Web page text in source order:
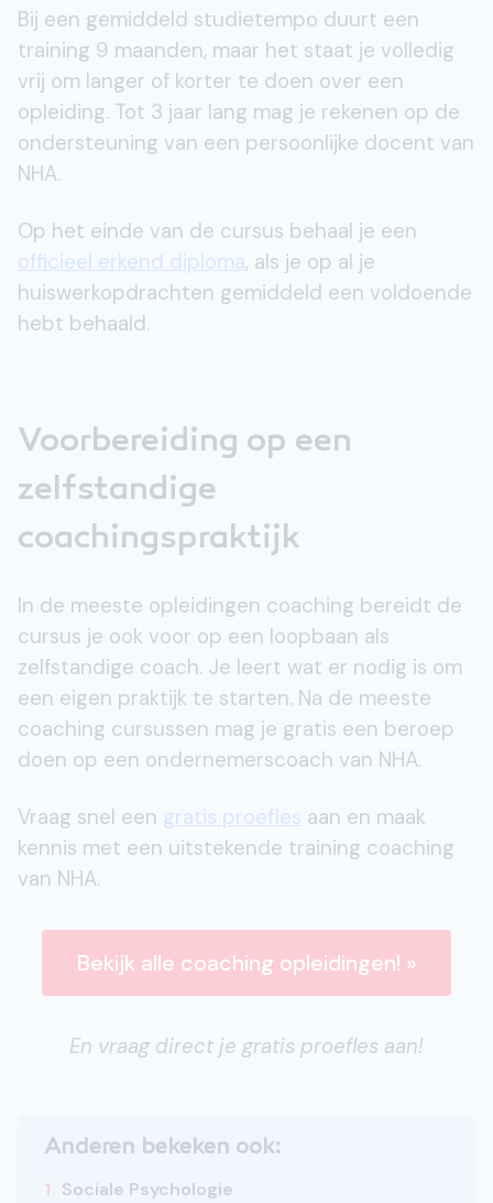
Bij een gemiddeld studietempo duurt een
training 9 maanden, maar het staat je volledig
vrij om langer of korter te doen over een
opleiding. Tot 3 jaar lang mag je rekenen op de
ondersteuning van een persoonlijke docent van
NHA.
Op het einde van de cursus behaal je een
officieel erkend diploma, als je op al je
huiswerkopdrachten gemiddeld een voldoende
hebt behaald.
Voorbereiding op een
zelfstandige
coachingspraktijk
In de meeste opleidingen coaching bereidt de
cursus je ook voor op een loopbaan als
zelfstandige coach. Je leert wat er nodig is om
een eigen praktijk te starten. Na de meeste
coaching cursussen mag je gratis een beroep
doen op een ondernemerscoach van NHA.
Vraag snel een gratis proefles aan en maak
kennis met een uitstekende training coaching
van NHA.
Bekijk alle coaching opleidingen! »
En vraag direct je gratis proefles aan!
Anderen bekeken ook:
1 Sociale Psychologie